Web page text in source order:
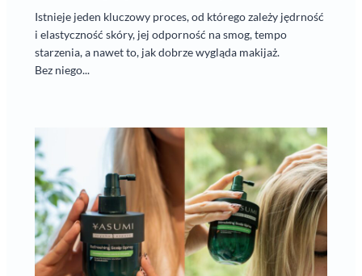
Istnieje jeden kluczowy proces, od którego zależy jędrność
i elastyczność skóry, jej odporność na smog, tempo
starzenia, a nawet to, jak dobrze wygląda makijaż.
Bez niego...